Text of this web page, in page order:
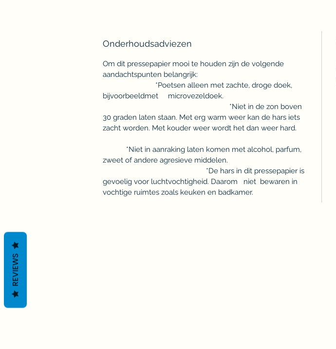
Onderhoudsadviezen
Om dit pressepapier mooi te houden zijn de volgende
aandachtspunten belangrijk:
*Poetsen alleen met zachte, droge doek,
bijvoorbeeldmet microvezeldoek.
*Niet in de zon boven
30 graden laten staan. Met erg warm weer kan de hars iets
zacht worden. Met kouder weer wordt het dan weer hard.
*Niet in aanraking laten komen met alcohol, parfum,
zweet of andere agresieve middelen.
*De hars in dit pressepapier is
gevoelig voor luchtvochtigheid. Daarom niet bewaren in
vochtige ruimtes zoals keuken en badkamer.
REVIEWS